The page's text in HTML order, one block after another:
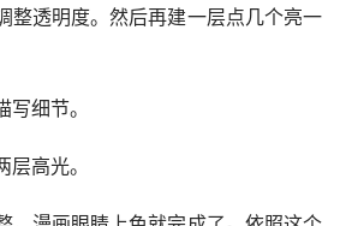
整透明度。然后再建一层点几个亮一
细节。
高光。